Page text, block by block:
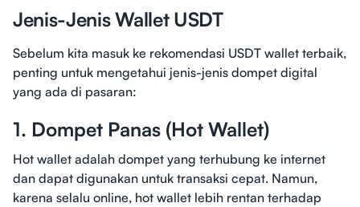
Jenis-Jenis Wallet USDT
Sebelum kita masuk ke rekomendasi USDT wallet terbaik,
penting untuk mengetahui jenis-jenis dompet digital
yang ada di pasaran:
1. Dompet Panas (Hot Wallet)
Hot wallet adalah dompet yang terhubung ke internet
dan dapat digunakan untuk transaksi cepat. Namun,
karena selalu online, hot wallet lebih rentan terhadap